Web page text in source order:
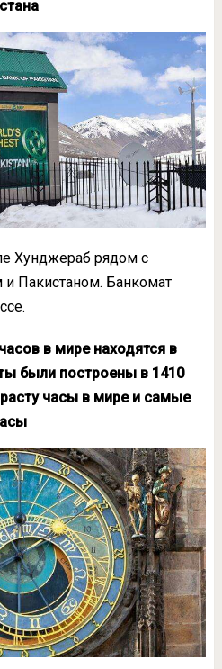
Хунджераб рядом с
Пакистаном. Банкомат
в мире находятся в
были построены в 1410
часы в мире и самые